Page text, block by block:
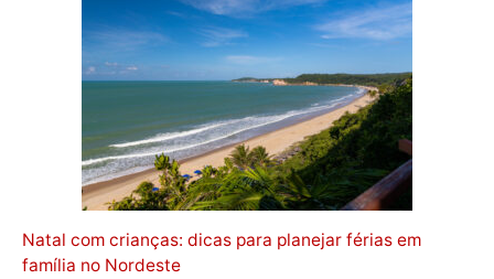
Natal com crianças: dicas para planejar férias em
família no Nordeste